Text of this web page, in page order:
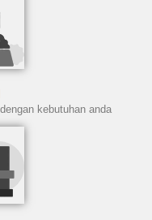
kebutuhan anda